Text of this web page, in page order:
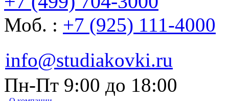
Моб. : +7 (925) 111-4000
info@studiakovki.ru
Пн-Пт 9:00 до 18:00